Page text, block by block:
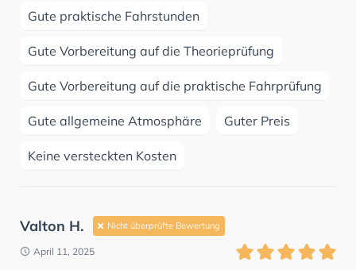
Gute praktische Fahrstunden
Gute Vorbereitung auf die Theorieprüfung
Gute Vorbereitung auf die praktische Fahrprüfung
Gute allgemeine Atmosphäre Guter Preis
Keine versteckten Kosten
Valton H. Nicht überprüfte Bewertung
April 11, 2025